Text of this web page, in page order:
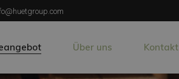
Über uns Kontakt